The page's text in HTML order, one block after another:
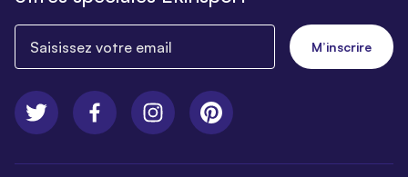
M’inscrire